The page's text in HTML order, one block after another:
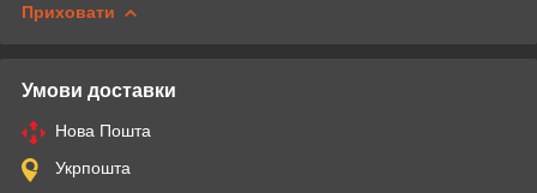
Приховати
Умови доставки
Нова Пошта
Укрпошта